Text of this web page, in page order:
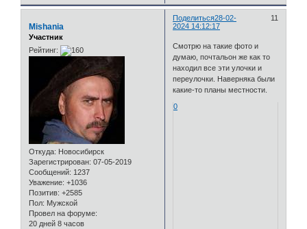
Поделиться 11
28-02-
2024 14:12:17
Mishania
Участник
Рейтинг:
Откуда: Новосибирск
Зарегистрирован: 07-05-2019
Сообщений: 1237
Уважение: +1036
Позитив: +2585
Пол: Мужской
Провел на форуме:
20 дней 8 часов
Смотрю на такие фото и
думаю, почтальон же как то
находил все эти улочки и
переулочки. Наверняка были
какие-то планы местности.
0